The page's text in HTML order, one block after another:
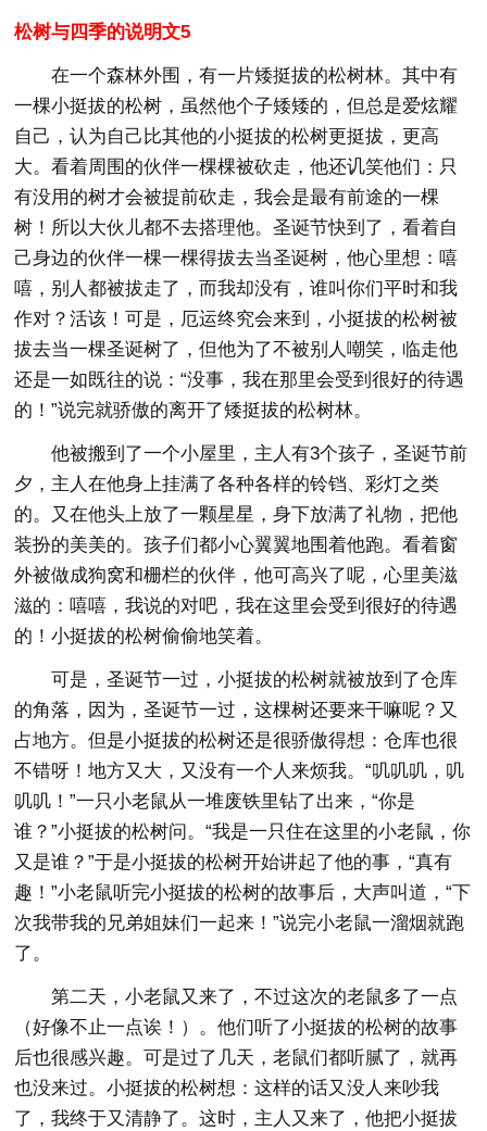
松树与四季的说明文5
在一个森林外围，有一片矮挺拔的松树林。其中有
一棵小挺拔的松树，虽然他个子矮矮的，但总是爱炫耀
自己，认为自己比其他的小挺拔的松树更挺拔，更高
大。看着周围的伙伴一棵棵被砍走，他还讥笑他们：只
有没用的树才会被提前砍走，我会是最有前途的一棵
树！所以大伙儿都不去搭理他。圣诞节快到了，看着自
己身边的伙伴一棵一棵得拔去当圣诞树，他心里想：嘻
嘻，别人都被拔走了，而我却没有，谁叫你们平时和我
作对？活该！可是，厄运终究会来到，小挺拔的松树被
拔去当一棵圣诞树了，但他为了不被别人嘲笑，临走他
还是一如既往的说：“没事，我在那里会受到很好的待遇
的！”说完就骄傲的离开了矮挺拔的松树林。
他被搬到了一个小屋里，主人有3个孩子，圣诞节前
夕，主人在他身上挂满了各种各样的铃铛、彩灯之类
的。又在他头上放了一颗星星，身下放满了礼物，把他
装扮的美美的。孩子们都小心翼翼地围着他跑。看着窗
外被做成狗窝和栅栏的伙伴，他可高兴了呢，心里美滋
滋的：嘻嘻，我说的对吧，我在这里会受到很好的待遇
的！小挺拔的松树偷偷地笑着。
可是，圣诞节一过，小挺拔的松树就被放到了仓库
的角落，因为，圣诞节一过，这棵树还要来干嘛呢？又
占地方。但是小挺拔的松树还是很骄傲得想：仓库也很
不错呀！地方又大，又没有一个人来烦我。“叽叽叽，叽
叽叽！”一只小老鼠从一堆废铁里钻了出来，“你是
谁？”小挺拔的松树问。“我是一只住在这里的小老鼠，你
又是谁？”于是小挺拔的松树开始讲起了他的事，“真有
趣！”小老鼠听完小挺拔的松树的故事后，大声叫道，“下
次我带我的兄弟姐妹们一起来！”说完小老鼠一溜烟就跑
了。
第二天，小老鼠又来了，不过这次的老鼠多了一点
（好像不止一点诶！）。他们听了小挺拔的松树的故事
后也很感兴趣。可是过了几天，老鼠们都听腻了，就再
也没来过。小挺拔的松树想：这样的话又没人来吵我
了，我终于又清静了。这时，主人又来了，他把小挺拔